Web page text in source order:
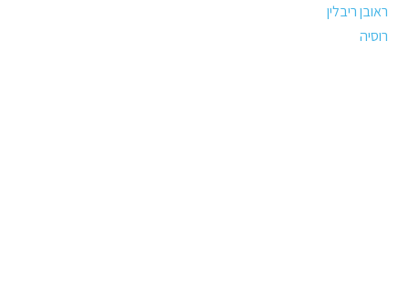
ראובן ריבלין
רוסיה